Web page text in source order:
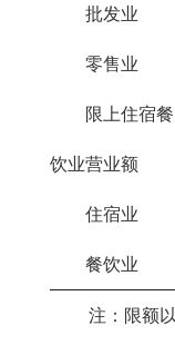
批发业
零售业
限上住宿餐
饮业营业额
住宿业
餐饮业
注：限额